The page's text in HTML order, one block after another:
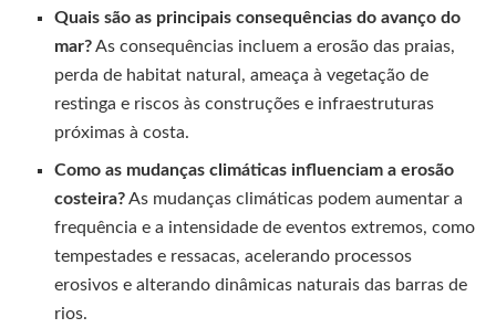
Quais são as principais consequências do avanço do
mar?As consequências incluem a erosão das praias,
perda de habitat natural, ameaça à vegetação de
restinga e riscos às construções e infraestruturas
próximas à costa.
Como as mudanças climáticas influenciam a erosão
costeira?As mudanças climáticas podem aumentar a
frequência e a intensidade de eventos extremos, como
tempestades e ressacas, acelerando processos
erosivos e alterando dinâmicas naturais das barras de
rios.